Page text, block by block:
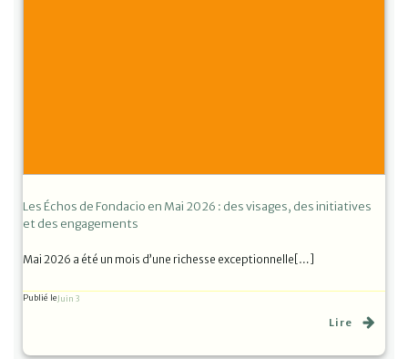
Les Échos de Fondacio en Mai 2026 : des visages, des initiatives
et des engagements
Mai 2026 a été un mois d’une richesse exceptionnelle[…]
Publié leJuin 3
Lire